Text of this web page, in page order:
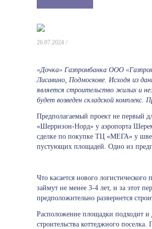
26.07.2024 /
«Дочка» Газпромбанка ООО
Лисавино, Подмоскове. Исходя из
является строительство жилых и
будет возведен складской
Предполагаемый проект не первый
«Шерризон-Норд» у аэропорта
сделке по покупке ТЦ «МЕГА» у
пустующих площадей. Одно из
Что касается нового
займут не менее 3-4 лет, и за этот
предположительно развернется
Расположение площадки подходит
строительства коттеджного